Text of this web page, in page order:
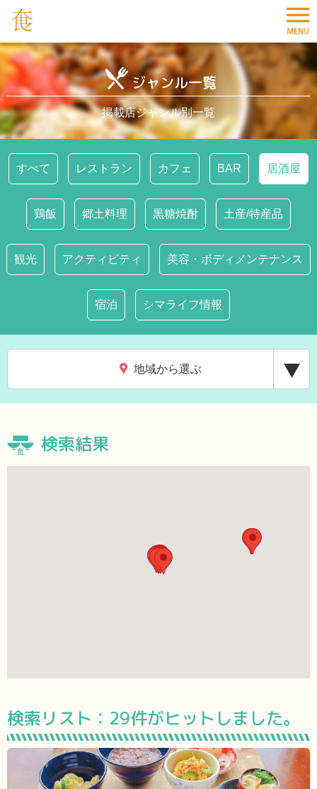
ジャンル一覧
掲載店ジャンル別一覧
すべて レストラン カフェ BAR 居酒屋
鶏飯 郷土料理 黒糖焼酎 土産/特産品
観光 アクティビティ 美容・ボディメンテナンス
宿泊 シマライフ情報
地域から選ぶ
検索結果
検索リスト： 29件がヒットしました。